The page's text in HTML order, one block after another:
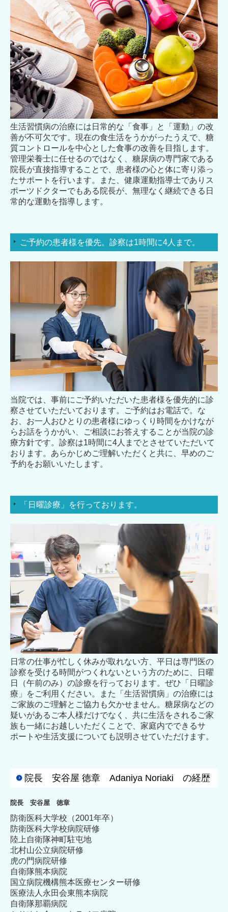
生活習慣病の治療には日常的な「食事」と「運動」の改
善が不可欠です。現在の食生活をうかがったうえで、糖
質コントロールを中心とした食事の改善を目指します。
管理栄養士に任せるのではなく、糖尿病の専門家である
院長が直接指導することで、患者様の心と体に寄り添っ
たサポートを行います。また、健康運動指導士でありス
ポーツドクターでもある院長が、無理なく継続できる日
常的な運動を指導します。
ご予約の患者様を優先。診察は1時間に4人まで。
当院では、事前にご予約いただいた患者様を優先的に診
察させていただいております。ご予約はお電話で。な
お、お一人おひとりの患者様にゆっくり時間をかけなが
らお話をうかがい、ご相談にお答えすることが当院の診
療方針です。診察は1時間に4人までとさせていただいて
おります。あらかじめご理解いただくと共に、早めのご
予約をお願いいたします。
「日曜診療」を行っております。
日常の仕事が忙しく休みが取れない方、平日は専門医の
診察を受ける時間がつくれないという方のために、日曜
日（午前のみ）の診療を行っております。ぜひ「日曜診
療」をご利用ください。また「生活習慣病」の治療には
ご家族のご理解とご協力も欠かせません。糖尿病などの
疑いがあるご本人様だけでなく、共に生活をされるご家
族も一緒にお越しいただくことで、家庭内でできるサ
ポートや生活支援についても説明させていただけます。
院長 安谷屋 徳章 Adaniya Noriaki の経歴
院長 安谷屋 徳章
防衛医科大学校（2001年卒）
防衛医科大学校病院研修
陸上自衛隊神町駐屯地
北村山公立病院研修
虎の門病院研修
自衛隊熊本病院
国立病院機構熊本医療センター研修
医療法人永田会東熊本病院
自衛隊那覇病院